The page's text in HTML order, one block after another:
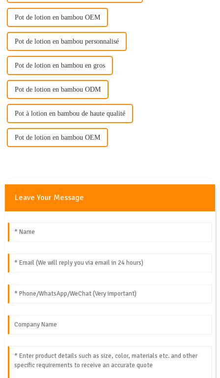
Pot de lotion en bambou OEM
Pot de lotion en bambou personnalisé
Pot de lotion en bambou en gros
Pot de lotion en bambou ODM
Pot à lotion en bambou de haute qualité
Pot de lotion en bambou OEM
Leave Your Message